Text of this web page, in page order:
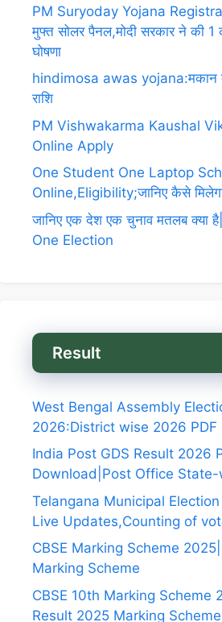
PM Suryoday Yojana
मुफ्त सोलर पैनल,मोदी सरकार ने की
घोषणा
hindimosa awas yojana:मकान
राशि
PM Vishwakarma Kaushal
Online Apply
One Student One Laptop
Online,Eligibility;जानिए कैसे
जानिए एक देश एक चुनाव मतलब क्या
One Election
Result
West Bengal Assembly
2026:District wise 2026 PDF
India Post GDS Result 2026
Download|Post Office
Telangana Municipal
Live Updates,Counting of
CBSE Marking Scheme
Marking Scheme
CBSE 10th Marking Scheme
Result 2025 Marking Scheme